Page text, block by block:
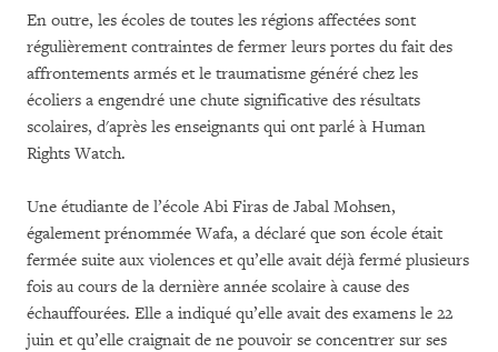
En outre, les écoles de toutes les régions affectées sont
régulièrement contraintes de fermer leurs portes du fait des
affrontements armés et le traumatisme généré chez les
écoliers a engendré une chute significative des résultats
scolaires, d'après les enseignants qui ont parlé à Human
Rights Watch.
Une étudiante de l’école Abi Firas de Jabal Mohsen,
également prénommée Wafa, a déclaré que son école était
fermée suite aux violences et qu’elle avait déjà fermé plusieurs
fois au cours de la dernière année scolaire à cause des
échauffourées. Elle a indiqué qu’elle avait des examens le 22
juin et qu’elle craignait de ne pouvoir se concentrer sur ses